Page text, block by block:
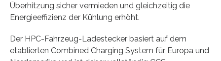
Überhitzung sicher vermieden und gleichzeitig die
Energieeffizienz der Kühlung erhöht.
Der HPC-Fahrzeug-Ladestecker basiert auf dem
etablierten Combined Charging System für Europa und